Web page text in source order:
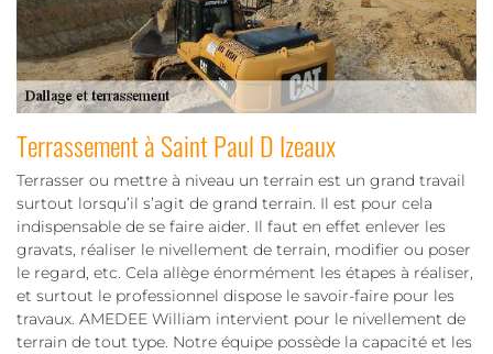
Terrassement à Saint Paul D Izeaux
Terrasser ou mettre à niveau un terrain est un grand travail
surtout lorsqu’il s’agit de grand terrain. Il est pour cela
indispensable de se faire aider. Il faut en effet enlever les
gravats, réaliser le nivellement de terrain, modifier ou poser
le regard, etc. Cela allège énormément les étapes à réaliser,
et surtout le professionnel dispose le savoir-faire pour les
travaux. AMEDEE William intervient pour le nivellement de
terrain de tout type. Notre équipe possède la capacité et les